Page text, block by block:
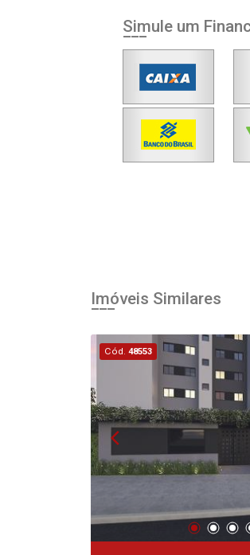
Simule um
Imóveis Similares
Cód. 48553